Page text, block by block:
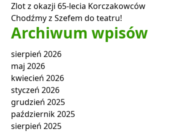
Zlot z okazji 65-lecia Korczakowców
Chodźmy z Szefem do teatru!
Archiwum wpisów
sierpień 2026
maj 2026
kwiecień 2026
styczeń 2026
grudzień 2025
październik 2025
sierpień 2025